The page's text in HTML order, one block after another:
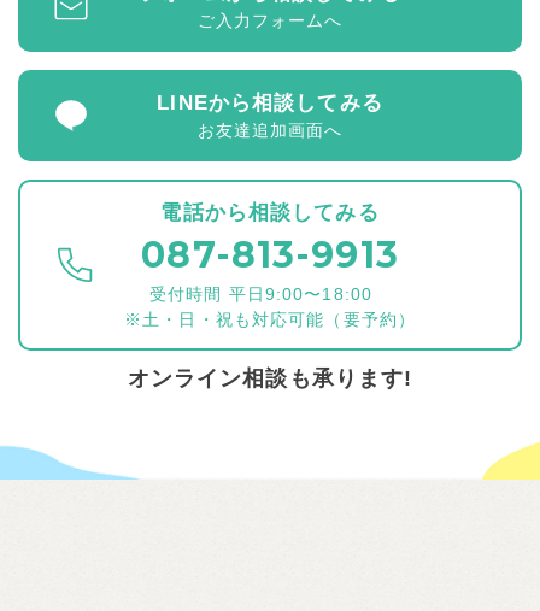
ご入力フォームへ
LINEから相談してみる
お友達追加画面へ
電話から相談してみる
087-813-9913
受付時間 平日9:00〜18:00
※土・日・祝も対応可能（要予約）
オンライン相談も承ります!